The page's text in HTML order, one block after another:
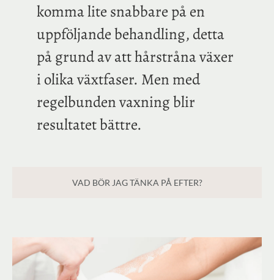
VAD BÖR JAG TÄNKA PÅ EFTER?
komma lite snabbare på en
uppföljande behandling, detta
på grund av att hårstråna växer
i olika växtfaser. Men med
regelbunden vaxning blir
resultatet bättre.